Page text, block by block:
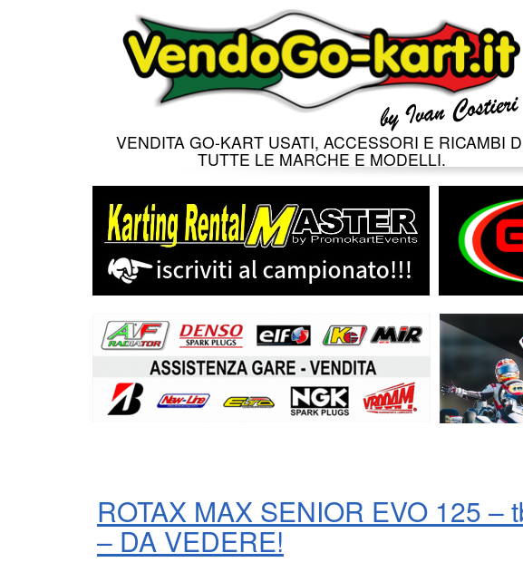
VENDITA GO-KART USATI, ACCESSORI E RICAMBI
TUTTE LE MARCHE E MODELLI.
ROTAX MAX SENIOR EVO 125 –
– DA VEDERE!